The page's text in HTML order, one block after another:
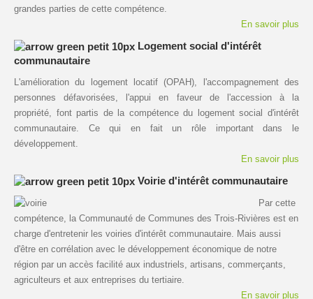
grandes parties de cette compétence.
En savoir plus
Logement social d'intérêt
communautaire
L'amélioration du logement locatif (OPAH), l'accompagnement des
personnes défavorisées, l'appui en faveur de l'accession à la
propriété, font partis de la compétence du logement social d'intérêt
communautaire. Ce qui en fait un rôle important dans le
développement.
En savoir plus
Voirie d'intérêt communautaire
Par cette
compétence, la Communauté de Communes des Trois-Rivières est en
charge d'entretenir les voiries d'intérêt communautaire. Mais aussi
d'être en corrélation avec le développement économique de notre
région par un accès facilité aux industriels, artisans, commerçants,
agriculteurs et aux entreprises du tertiaire.
En savoir plus